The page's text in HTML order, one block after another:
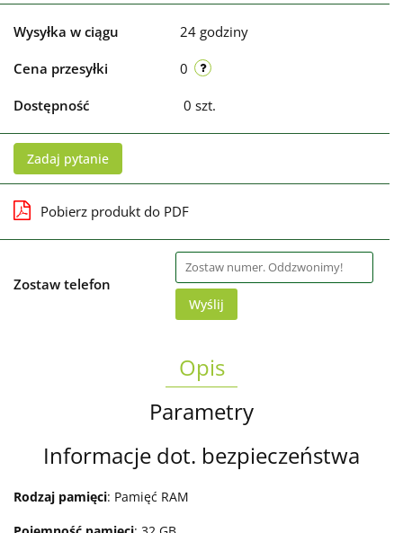
Wysyłka w ciągu 24 godziny
Cena przesyłki 0
Dostępność 0 szt.
Zadaj pytanie
Pobierz produkt do PDF
Zostaw telefon
Wyślij
Opis
Parametry
Informacje dot. bezpieczeństwa
Rodzaj pamięci: Pamięć RAM